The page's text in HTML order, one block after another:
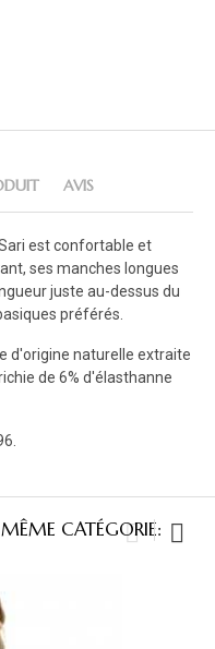
AVIS
est confortable et
ses manches longues
juste au-dessus du
préférés.
d'origine naturelle extraite
de 6% d'élasthanne
CATÉGORIE: